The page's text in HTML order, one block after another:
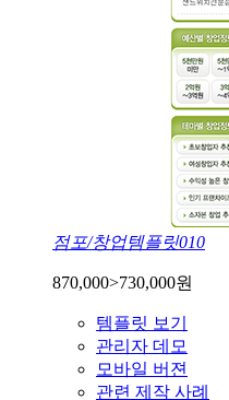
점포/창업템플릿010
870,000>730,000원
템플릿 보기
관리자 데모
모바일 버젼
관련 제작 사례